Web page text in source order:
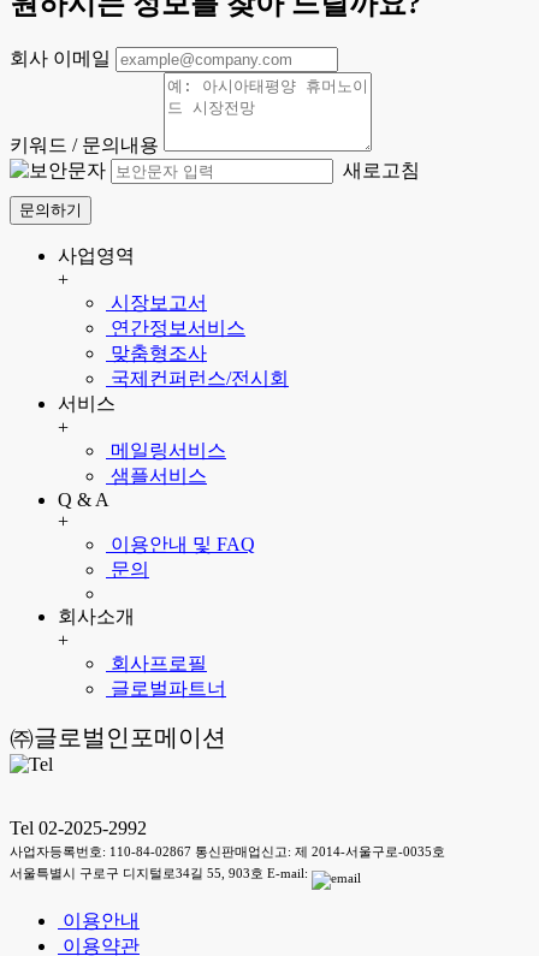
회사 이메일
키워드 / 문의내용
새로고침
문의하기
사업영역
+
시장보고서
연간정보서비스
맞춤형조사
국제컨퍼런스/전시회
서비스
+
메일링서비스
샘플서비스
Q & A
+
이용안내 및 FAQ
문의
회사소개
+
회사프로필
글로벌파트너
㈜글로벌인포메이션
Tel 02-2025-2992
사업자등록번호: 110-84-02867 통신판매업신고: 제 2014-서울구로-0035호
서울특별시 구로구 디지털로34길 55, 903호 E-mail:
이용안내
이용약관